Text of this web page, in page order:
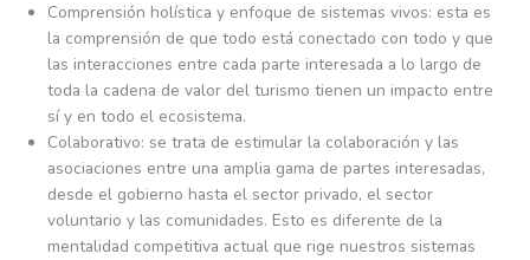
Comprensión holística y enfoque de sistemas vivos: esta es
la comprensión de que todo está conectado con todo y que
las interacciones entre cada parte interesada a lo largo de
toda la cadena de valor del turismo tienen un impacto entre
sí y en todo el ecosistema.
Colaborativo: se trata de estimular la colaboración y las
asociaciones entre una amplia gama de partes interesadas,
desde el gobierno hasta el sector privado, el sector
voluntario y las comunidades. Esto es diferente de la
mentalidad competitiva actual que rige nuestros sistemas